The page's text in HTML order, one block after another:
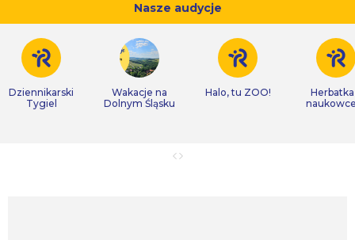
Nasze audycje
Dziennikarski
Tygiel
Wakacje na
Dolnym Śląsku
Halo, tu ZOO!